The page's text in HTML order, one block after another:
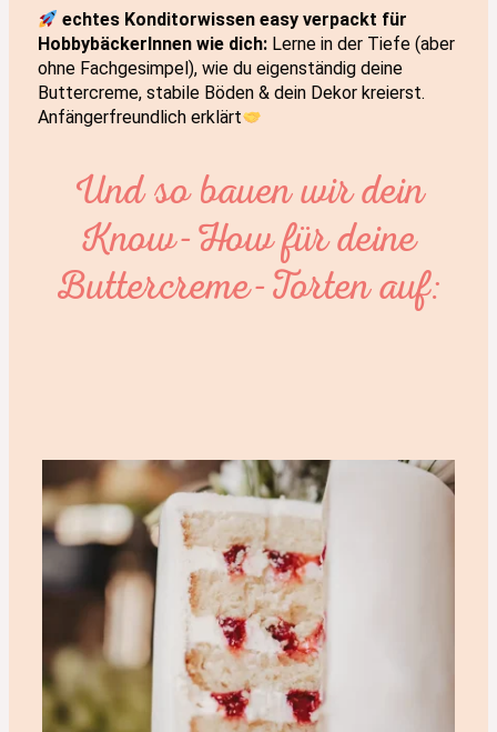
echtes Konditorwissen easy verpackt für
HobbybäckerInnen wie dich: Lerne in der Tiefe (aber
ohne Fachgesimpel), wie du eigenständig deine
Buttercreme, stabile Böden & dein Dekor kreierst.
Anfängerfreundlich erklärt
Und so bauen wir dein
Know-How für deine
Buttercreme-Torten auf: